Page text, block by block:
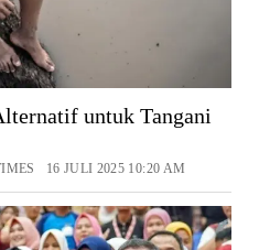
untuk Tangani
16 JULI 2025 10:20 AM